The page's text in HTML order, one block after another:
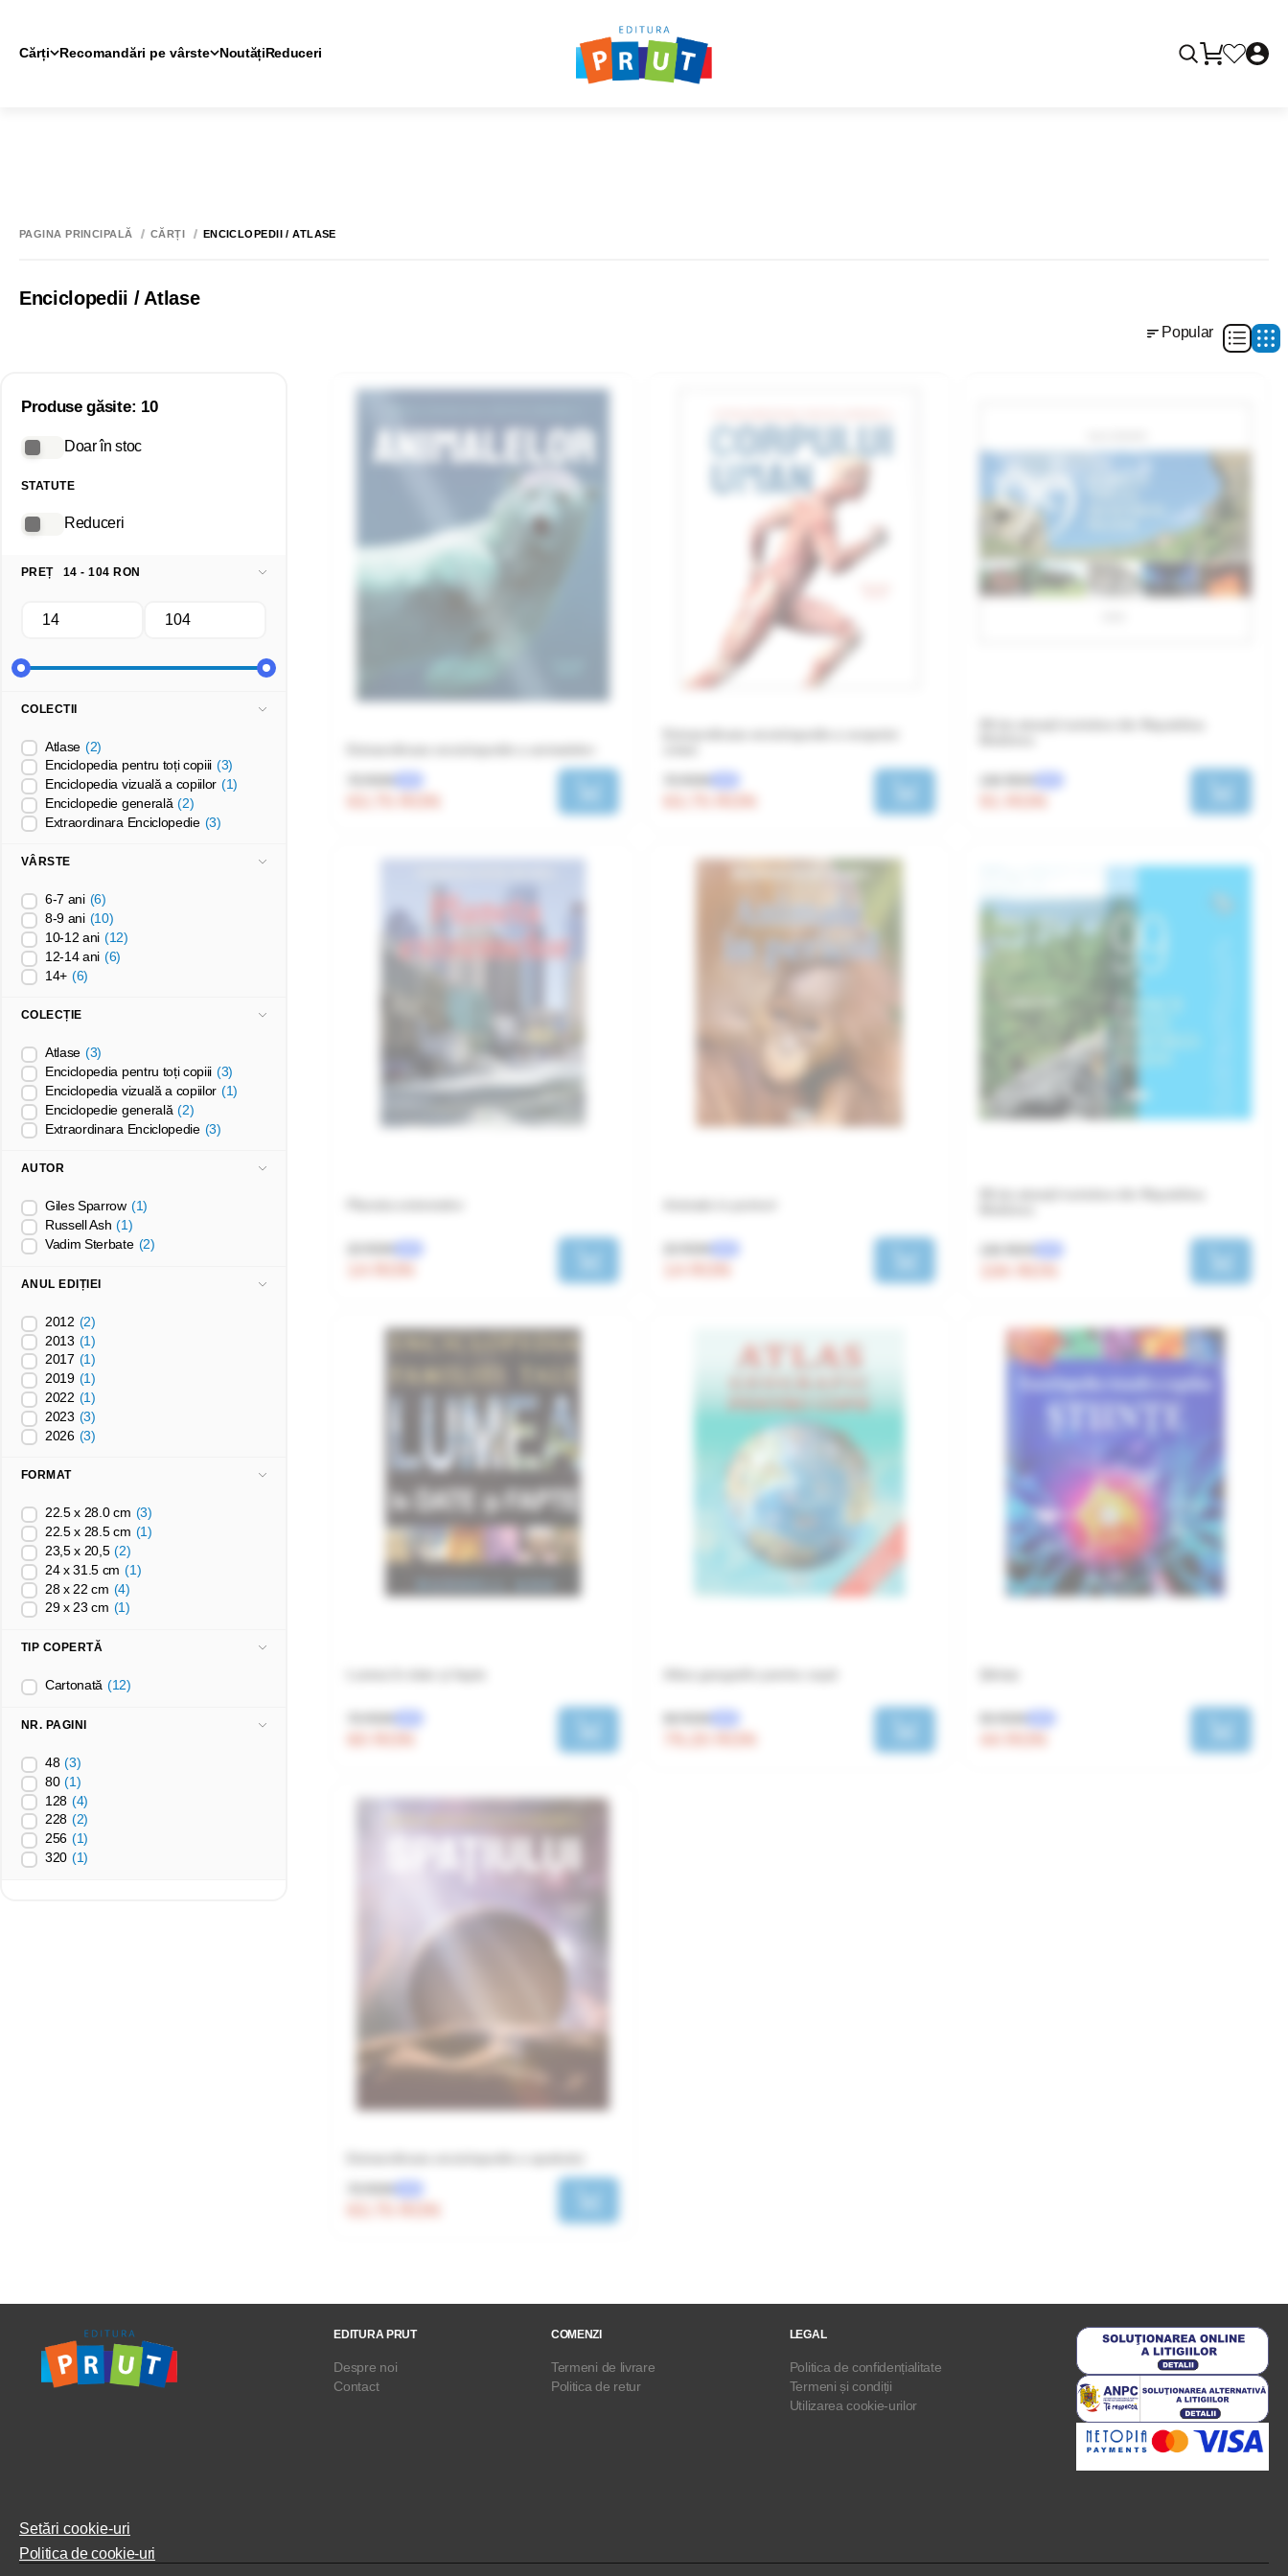
Cărți Recomandări pe vârste NoutățiReduceri
PAGINA PRINCIPALĂ CĂRȚI ENCICLOPEDII / ATLASE
Enciclopedii / Atlase
Popular
Produse găsite: 10
Doar în stoc
STATUTE
Reduceri
PREȚ 14 - 104 RON
COLECTII
Atlase (2)
Enciclopedia pentru toți copiii (3)
Enciclopedia vizuală a copiilor (1)
Enciclopedie generală (2)
Extraordinara Enciclopedie (3)
VÂRSTE
6-7 ani (6)
8-9 ani (10)
10-12 ani (12)
12-14 ani (6)
14+ (6)
COLECȚIE
Atlase (3)
Enciclopedia pentru toți copiii (3)
Enciclopedia vizuală a copiilor (1)
Enciclopedie generală (2)
Extraordinara Enciclopedie (3)
AUTOR
Giles Sparrow (1)
Russell Ash (1)
Vadim Sterbate (2)
ANUL EDIȚIEI
2012 (2)
2013 (1)
2017 (1)
2019 (1)
2022 (1)
2023 (3)
2026 (3)
FORMAT
22.5 x 28.0 cm (3)
22.5 x 28.5 cm (1)
23,5 x 20,5 (2)
24 x 31.5 cm (1)
28 x 22 cm (4)
29 x 23 cm (1)
TIP COPERTĂ
Cartonată (12)
NR. PAGINI
48 (3)
80 (1)
128 (4)
228 (2)
256 (1)
320 (1)
EDITURA PRUT
Despre noi
Contact
COMENZI
Termeni de livrare
Politica de retur
LEGAL
Politica de confidențialitate
Termeni și condiții
Utilizarea cookie-urilor
Setări cookie-uri
Politica de cookie-uri